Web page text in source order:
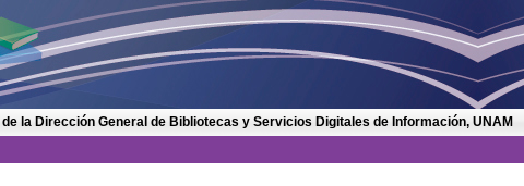
la Dirección General de Bibliotecas y Servicios Digitales de Información, UNAM